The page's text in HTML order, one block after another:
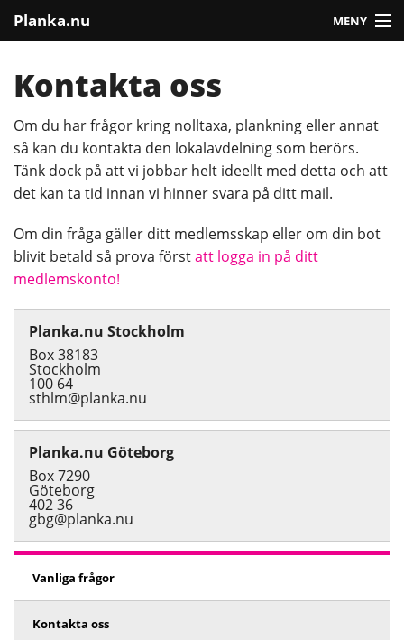
Planka.nu MENY
Press
Engagera dig
Vanliga frågor
Om oss
Gå med!
Kontakta oss
Om du har frågor kring nolltaxa, plankning eller annat
så kan du kontakta den lokalavdelning som berörs.
Tänk dock på att vi jobbar helt ideellt med detta och att
det kan ta tid innan vi hinner svara på ditt mail.
Om din fråga gäller ditt medlemsskap eller om din bot
blivit betald så prova förstatt logga in på ditt
medlemskonto!
Planka.nu Stockholm
Box 38183
Stockholm
100 64
sthlm@planka.nu
Planka.nu Göteborg
Box 7290
Göteborg
402 36
gbg@planka.nu
Vanliga frågor
Kontakta oss